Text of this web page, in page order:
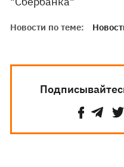
Новости по теме: